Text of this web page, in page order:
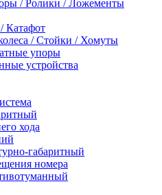
/ Ролики / Ложементы
Катафот
/ Стойки / Хомуты
упоры
устройства
хода
габаритный
номера